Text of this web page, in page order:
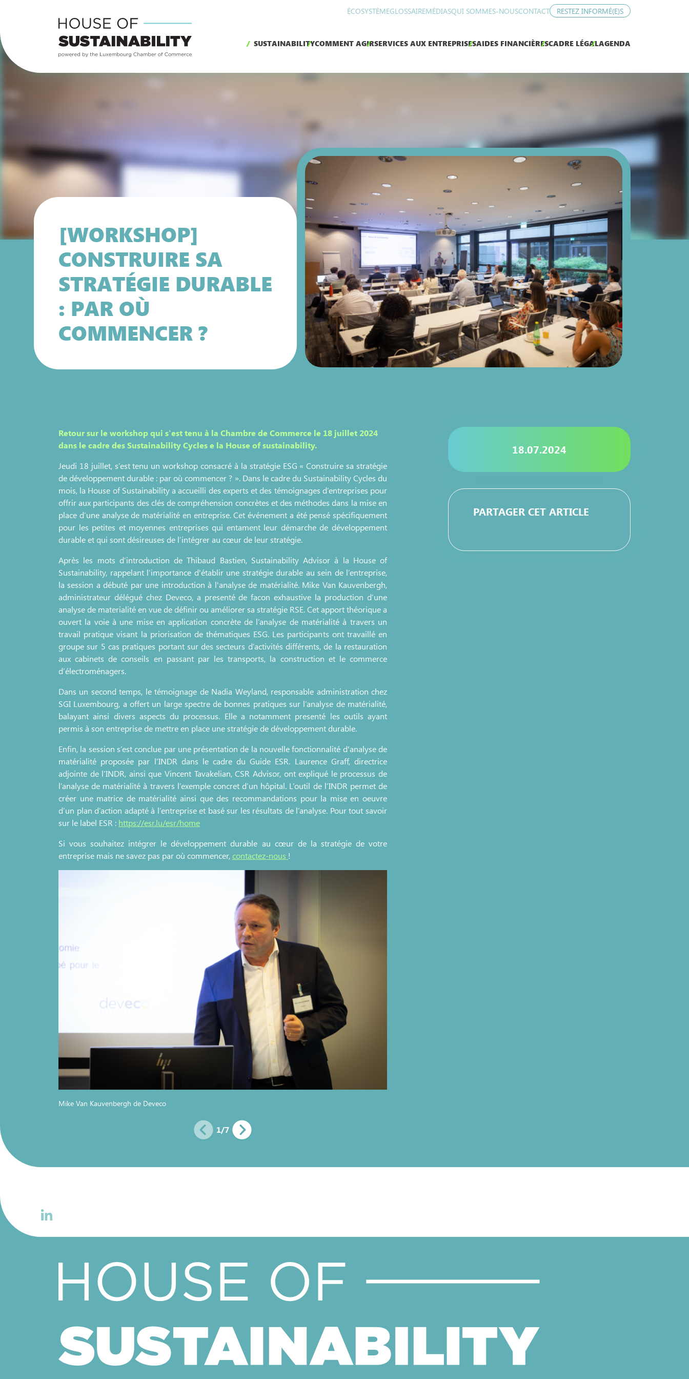
ÉCOSYSTÈMEGLOSSAIREMÉDIASQUI SOMMES-NOUSCONTACT RESTEZ INFORMÉ(E)S
SUSTAINABILITYCOMMENT AGIRSERVICES AUX ENTREPRISESAIDES FINANCIÈRESCADRE LÉGALAGENDA
[WORKSHOP]
CONSTRUIRE SA
STRATÉGIE DURABLE
: PAR OÙ
COMMENCER ?
Retour sur le workshop qui s'est tenu à la Chambre de Commerce le 18 juillet 2024
dans le cadre des Sustainability Cycles e la House of sustainability.
Jeudi 18 juillet, s’est tenu un workshop consacré à la stratégie ESG « Construire sa stratégie
de développement durable : par où commencer ? ». Dans le cadre du Sustainability Cycles du
mois, la House of Sustainability a accueilli des experts et des témoignages d’entreprises pour
offrir aux participants des clés de compréhension concrètes et des méthodes dans la mise en
place d’une analyse de matérialité en entreprise. Cet événement a été pensé spécifiquement
pour les petites et moyennes entreprises qui entament leur démarche de développement
durable et qui sont désireuses de l’intégrer au cœur de leur stratégie.
Après les mots d’introduction de Thibaud Bastien, Sustainability Advisor à la House of
Sustainability, rappelant l’importance d'établir une stratégie durable au sein de l’entreprise,
la session a débuté par une introduction à l'analyse de matérialité. Mike Van Kauvenbergh,
administrateur délégué chez Deveco, a presenté de facon exhaustive la production d’une
analyse de materialité en vue de définir ou améliorer sa stratégie RSE. Cet apport théorique a
ouvert la voie à une mise en application concrète de l’analyse de matérialité à travers un
travail pratique visant la priorisation de thématiques ESG. Les participants ont travaillé en
groupe sur 5 cas pratiques portant sur des secteurs d’activités différents, de la restauration
aux cabinets de conseils en passant par les transports, la construction et le commerce
d’électroménagers.
Dans un second temps, le témoignage de Nadia Weyland, responsable administration chez
SGI Luxembourg, a offert un large spectre de bonnes pratiques sur l’analyse de matérialité,
balayant ainsi divers aspects du processus. Elle a notamment presenté les outils ayant
permis à son entreprise de mettre en place une stratégie de développement durable.
Enfin, la session s’est conclue par une présentation de la nouvelle fonctionnalité d'analyse de
matérialité proposée par l’INDR dans le cadre du Guide ESR. Laurence Graff, directrice
adjointe de l’INDR, ainsi que Vincent Tavakelian, CSR Advisor, ont expliqué le processus de
l’analyse de matérialité à travers l’exemple concret d’un hôpital. L’outil de l’INDR permet de
créer une matrice de matérialité ainsi que des recommandations pour la mise en oeuvre
d’un plan d’action adapté à l’entreprise et basé sur les résultats de l’analyse. Pour tout savoir
sur le label ESR : https://esr.lu/esr/home
Si vous souhaitez intégrer le développement durable au cœur de la stratégie de votre
entreprise mais ne savez pas par où commencer, contactez-nous !
Mike Van Kauvenbergh de Deveco
1/7
18.07.2024
PARTAGER CET ARTICLE